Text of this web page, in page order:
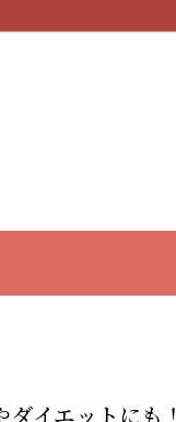
イエットにも！